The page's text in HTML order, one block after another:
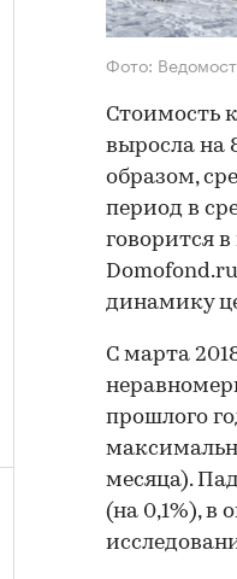
Фото:
Стоимость
выросла на
образом,
период в
говорится
динамику
С марта
прошлого
месяца).
(на 0,1%), в